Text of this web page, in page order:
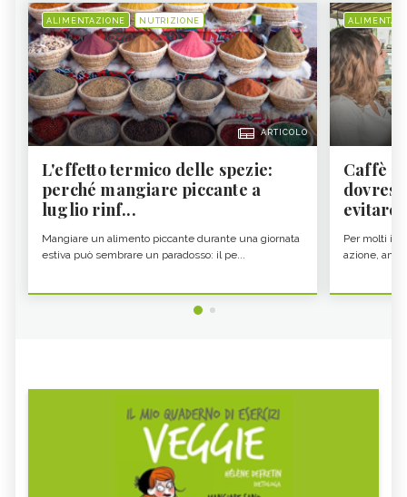
ALIMENTAZIONE NUTRIZIONE
ARTICOLO
L'effetto termico delle spezie:
perché mangiare piccante a
luglio rinf...
Mangiare un alimento piccante durante una giornata
estiva può sembrare un paradosso: il pe...
Caffè
evitare
Per molti il
azione,